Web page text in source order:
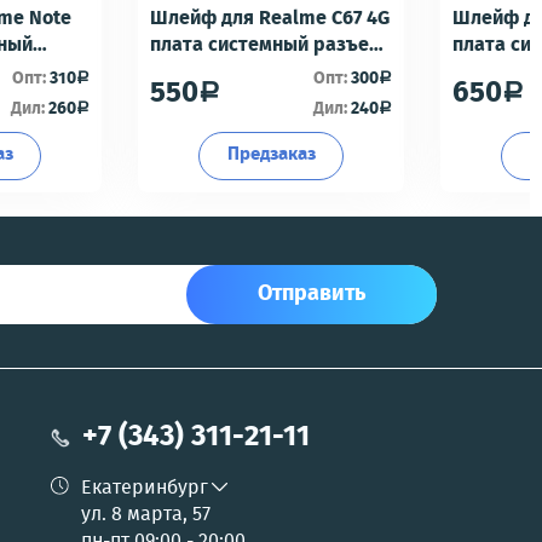
Note
-
Опт:310a
Дил:260a
Шлейф для Realme C67 4G
плата системный разъем/
разъем гарнитуры/
микрофон - Премиум
550a Опт:300a
Дил:240a
Предзаказ
Шлейф
плата
650a
Отправить
+7 (343) 311-21-11
Екатеринбург
ул. 8 марта, 57